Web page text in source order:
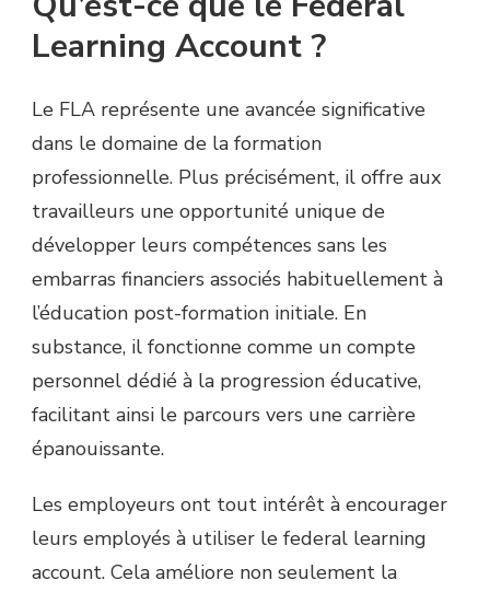
Learning Account ?
Le FLA représente une avancée significative
dans le domaine de la formation
professionnelle. Plus précisément, il offre aux
travailleurs une opportunité unique de
développer leurs compétences sans les
embarras financiers associés habituellement à
l’éducation post-formation initiale. En
substance, il fonctionne comme un compte
personnel dédié à la progression éducative,
facilitant ainsi le parcours vers une carrière
épanouissante.
Les employeurs ont tout intérêt à encourager
leurs employés à utiliser le federal learning
account. Cela améliore non seulement la